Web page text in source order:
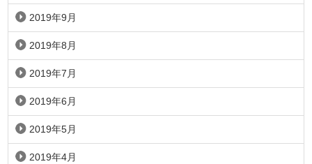
2019年9月
2019年8月
2019年7月
2019年6月
2019年5月
2019年4月